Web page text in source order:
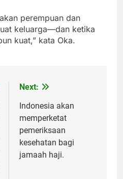
perempuan dan
keluarga—dan ketika
kuat,” kata Oka.
Next:
Indonesia akan
memperketat
pemeriksaan
kesehatan bagi
jamaah haji.